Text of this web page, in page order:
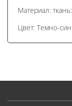
Материал:
Цвет: Темно-